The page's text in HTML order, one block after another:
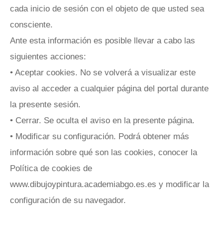
cada inicio de sesión con el objeto de que usted sea
consciente.
Ante esta información es posible llevar a cabo las
siguientes acciones:
• Aceptar cookies. No se volverá a visualizar este
aviso al acceder a cualquier página del portal durante
la presente sesión.
• Cerrar. Se oculta el aviso en la presente página.
• Modificar su configuración. Podrá obtener más
información sobre qué son las cookies, conocer la
Política de cookies de
www.dibujoypintura.academiabgo.es.es y modificar la
configuración de su navegador.